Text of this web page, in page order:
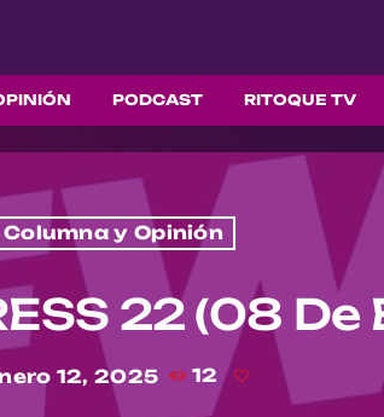
PODCAST RITOQUE TV
Columna y Opinión
22 (08
12, 2025 12